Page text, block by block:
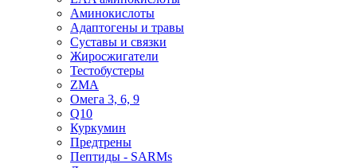
Аминокислоты
Адаптогены и травы
Суставы и связки
Жиросжигатели
Тестобустеры
ZMA
Омега 3, 6, 9
Q10
Куркумин
Предтрены
Пептиды - SARMs